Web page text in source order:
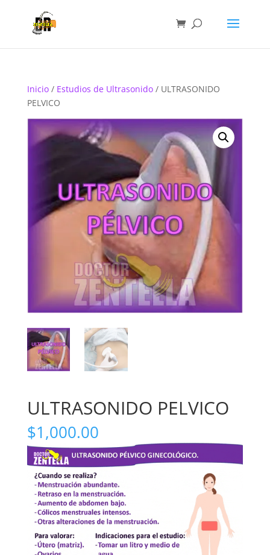
Inicio/ Estudios de Ultrasonido/ ULTRASONIDO
PELVICO
ULTRASONIDO PELVICO
$1,000.00